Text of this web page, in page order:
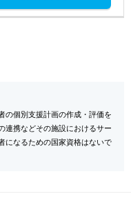
の個別支援計画の作成・評価を
連携などその施設におけるサー
になるための国家資格はないで